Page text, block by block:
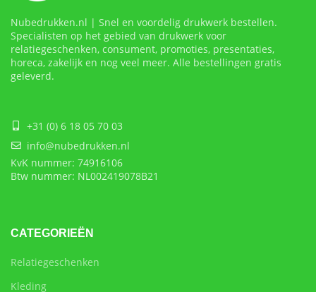
Nubedrukken.nl | Snel en voordelig drukwerk bestellen.
Specialisten op het gebied van drukwerk voor
relatiegeschenken, consument, promoties, presentaties,
horeca, zakelijk en nog veel meer. Alle bestellingen gratis
geleverd.
+31 (0) 6 18 05 70 03
info@nubedrukken.nl
KvK nummer: 74916106
Btw nummer: NL002419078B21
CATEGORIEËN
Relatiegeschenken
Kleding